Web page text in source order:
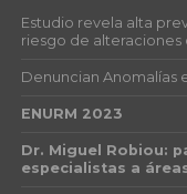
Estudio revela alta
riesgo de alteraciones
Denuncian Anomalías
ENURM 2023
Dr. Miguel Robiou:
especialistas a